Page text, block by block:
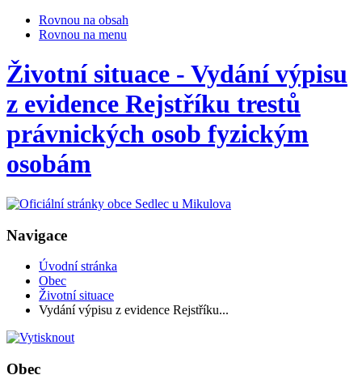
Rovnou na obsah
Rovnou na menu
Životní situace - Vydání výpisu
z evidence Rejstříku trestů
právnických osob fyzickým
osobám
Navigace
Úvodní stránka
Obec
Životní situace
Vydání výpisu z evidence Rejstříku...
Obec